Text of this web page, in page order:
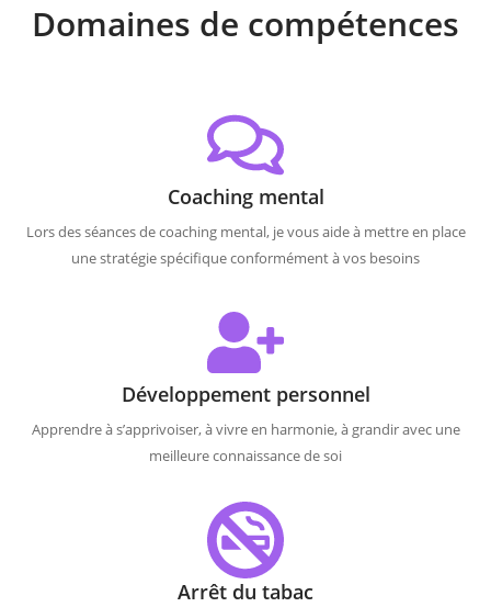
Domaines de compétences
Coaching mental
Lors des séances de coaching mental, je vous aide à mettre en place
une stratégie spécifique conformément à vos besoins
Développement personnel
Apprendre à s’apprivoiser, à vivre en harmonie, à grandir avec une
meilleure connaissance de soi
Arrêt du tabac